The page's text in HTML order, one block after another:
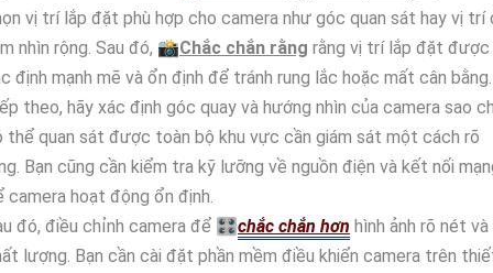
vị trí lắp đặt phù hợp cho camera như góc quan sát hay vị trí
nhìn rộng. Sau đó, 📸Chắc chắn rằng rằng vị trí lắp đặt được
định mạnh mẽ và ổn định để tránh rung lắc hoặc mất cân bằng.
theo, hãy xác định góc quay và hướng nhìn của camera sao
thể quan sát được toàn bộ khu vực cần giám sát một cách rõ
Bạn cũng cần kiểm tra kỹ lưỡng về nguồn điện và kết nối
camera hoạt động ổn định.
đó, điều chỉnh camera để 🎛chắc chắn hơn hình ảnh rõ nét và
lượng. Bạn cần cài đặt phần mềm điều khiển camera trên